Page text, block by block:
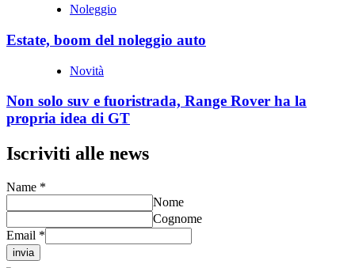
Noleggio
Estate, boom del noleggio auto
Novità
Non solo suv e fuoristrada, Range Rover ha la
propria idea di GT
Iscriviti alle news
Name *
Nome
Cognome
Email *
invia